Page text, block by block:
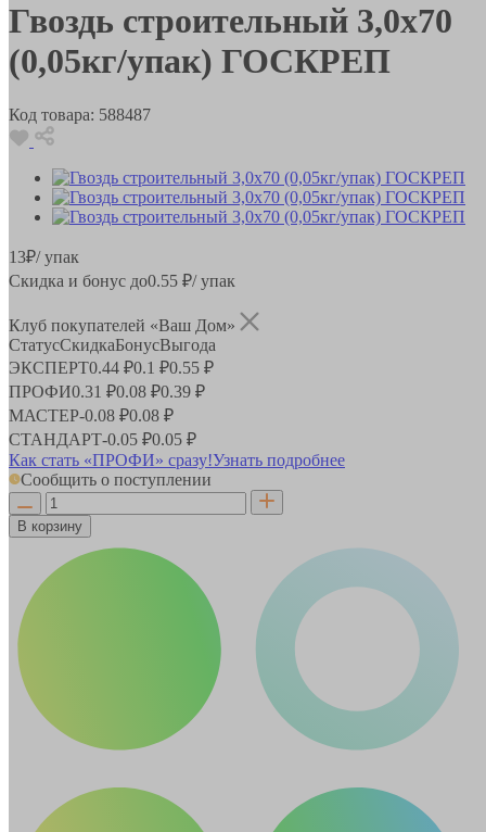
Гвоздь строительный 3,0х70
(0,05кг/упак) ГОСКРЕП
Код товара: 588487
13₽/ упак
Скидка и бонус до0.55 ₽/ упак
Клуб покупателей «Ваш Дом»
СтатусСкидкаБонусВыгода
ЭКСПЕРТ0.44 ₽0.1 ₽0.55 ₽
ПРОФИ0.31 ₽0.08 ₽0.39 ₽
МАСТЕР-0.08 ₽0.08 ₽
СТАНДАРТ-0.05 ₽0.05 ₽
Как стать «ПРОФИ» сразу!Узнать подробнее
Сообщить о поступлении
В корзину